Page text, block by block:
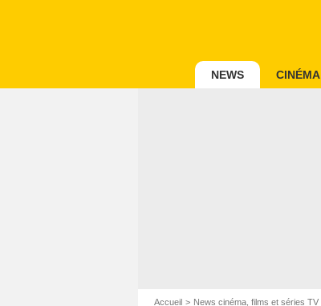
NEWS CINÉMA
Accueil News cinéma, films et séries TV